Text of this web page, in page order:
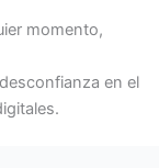
momento,
en el